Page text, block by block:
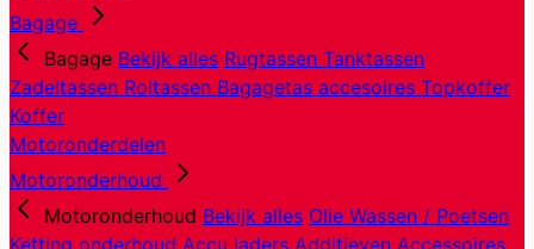
Bagage
Bagage Bekijk alles Rugtassen Tanktassen
Zadeltassen Roltassen Bagagetas accesoires Topkoffer
Koffer
Motoronderdelen
Motoronderhoud
Motoronderhoud Bekijk alles Olie Wassen / Poetsen
Ketting onderhoud Accu laders Additieven Accessoires